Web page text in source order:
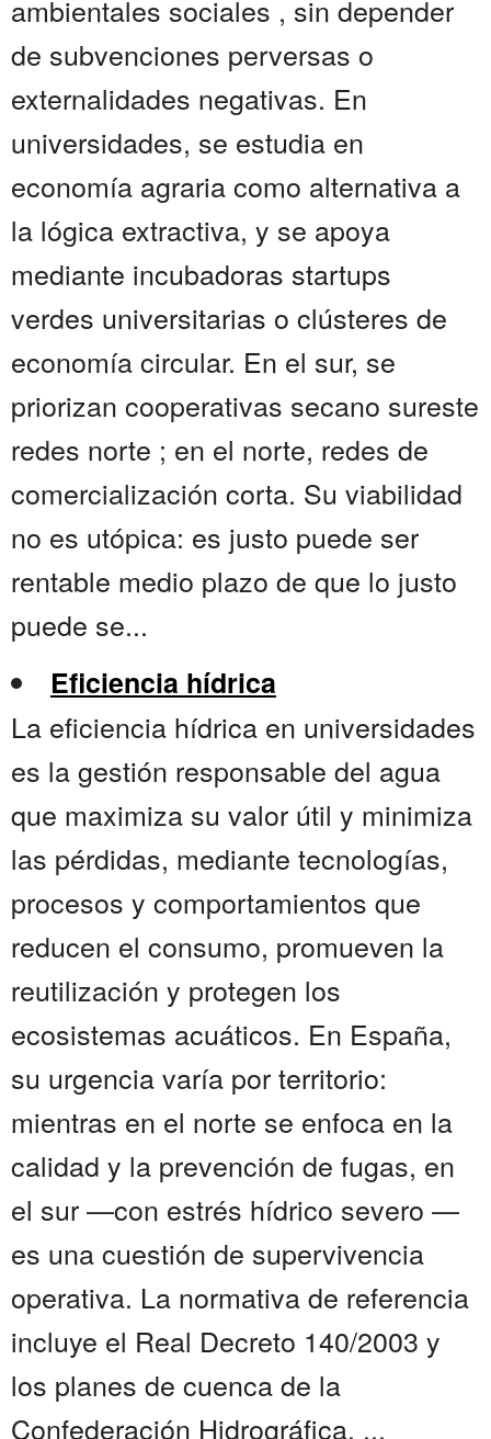
ambientales sociales , sin depender
de subvenciones perversas o
externalidades negativas. En
universidades, se estudia en
economía agraria como alternativa a
la lógica extractiva, y se apoya
mediante incubadoras startups
verdes universitarias o clústeres de
economía circular. En el sur, se
priorizan cooperativas secano sureste
redes norte ; en el norte, redes de
comercialización corta. Su viabilidad
no es utópica: es justo puede ser
rentable medio plazo de que lo justo
puede se...
Eficiencia hídrica
La eficiencia hídrica en universidades
es la gestión responsable del agua
que maximiza su valor útil y minimiza
las pérdidas, mediante tecnologías,
procesos y comportamientos que
reducen el consumo, promueven la
reutilización y protegen los
ecosistemas acuáticos. En España,
su urgencia varía por territorio:
mientras en el norte se enfoca en la
calidad y la prevención de fugas, en
el sur —con estrés hídrico severo —
es una cuestión de supervivencia
operativa. La normativa de referencia
incluye el Real Decreto 140/2003 y
los planes de cuenca de la
Confederación Hidrográfica, ...